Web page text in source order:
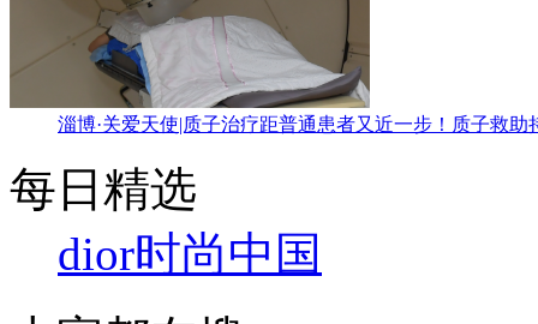
淄博·关爱天使|质子治疗距普通患者又近一步！质子救助
每日精选
dior时尚中国